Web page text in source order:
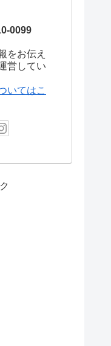
0099
をお伝え
営してい
いてはこ